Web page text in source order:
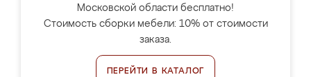
Московской области бесплатно!
Стоимость сборки мебели: 10% от стоимости
заказа.
ПЕРЕЙТИ В КАТАЛОГ